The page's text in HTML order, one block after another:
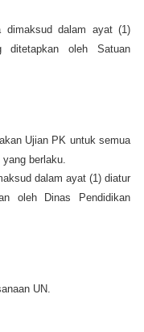
dimaksud dalam ayat (1)
oleh Satuan
Ujian PK untuk semua
berlaku.
dalam ayat (1) diatur
oleh Dinas Pendidikan
UN.